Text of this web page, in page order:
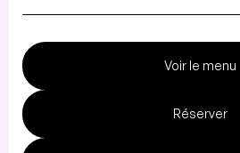
Voir le menu
Réserver